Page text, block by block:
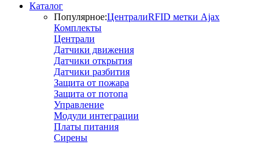
Каталог
Популярное:ЦентралиRFID метки Ajax
Комплекты
Централи
Датчики движения
Датчики открытия
Датчики разбития
Защита от пожара
Защита от потопа
Управление
Модули интеграции
Платы питания
Сирены